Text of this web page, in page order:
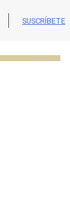
SUSCRÍBETE